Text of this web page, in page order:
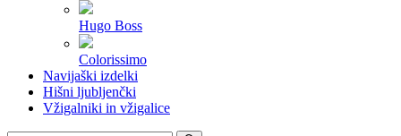
Hugo Boss
Colorissimo
Navijaški izdelki
Hišni ljubljenčki
Vžigalniki in vžigalice